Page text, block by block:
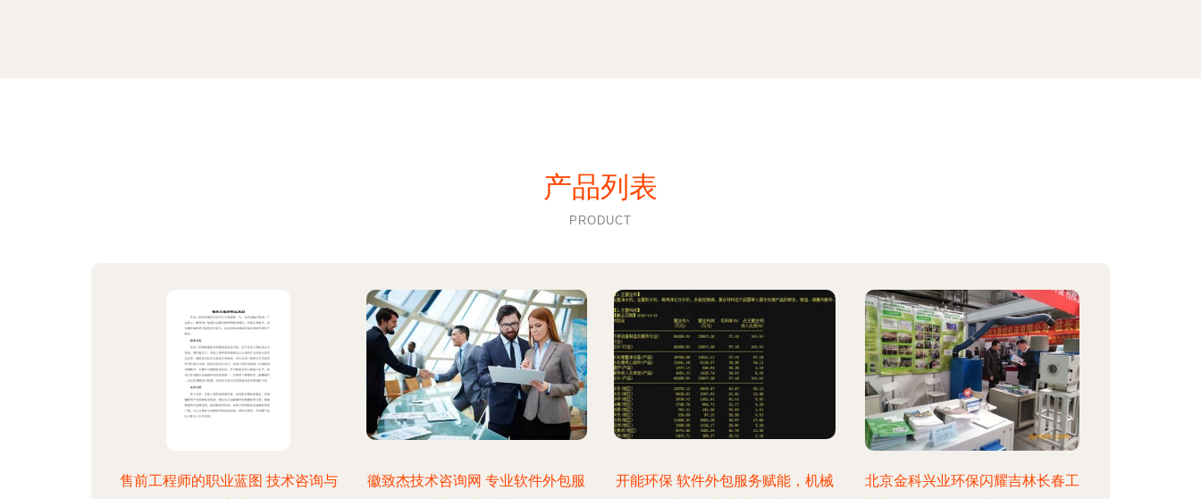
产品列表
PRODUCT
售前工程师的职业蓝图 技术咨询与
徽致杰技术咨询网 专业软件外包服
开能环保 软件外包服务赋能，机械
北京金科兴业环保闪耀吉林长春工